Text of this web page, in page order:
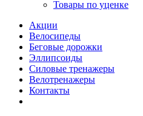
Товары по уценке
Акции
Велосипеды
Беговые дорожки
Эллипсоиды
Силовые тренажеры
Велотренажеры
Контакты